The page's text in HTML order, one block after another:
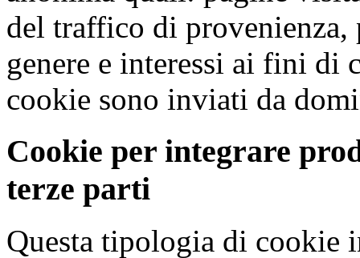
del traffico di provenienza,
genere e interessi ai fini di
cookie sono inviati da
Cookie per integrare
terze parti
Questa tipologia di cookie